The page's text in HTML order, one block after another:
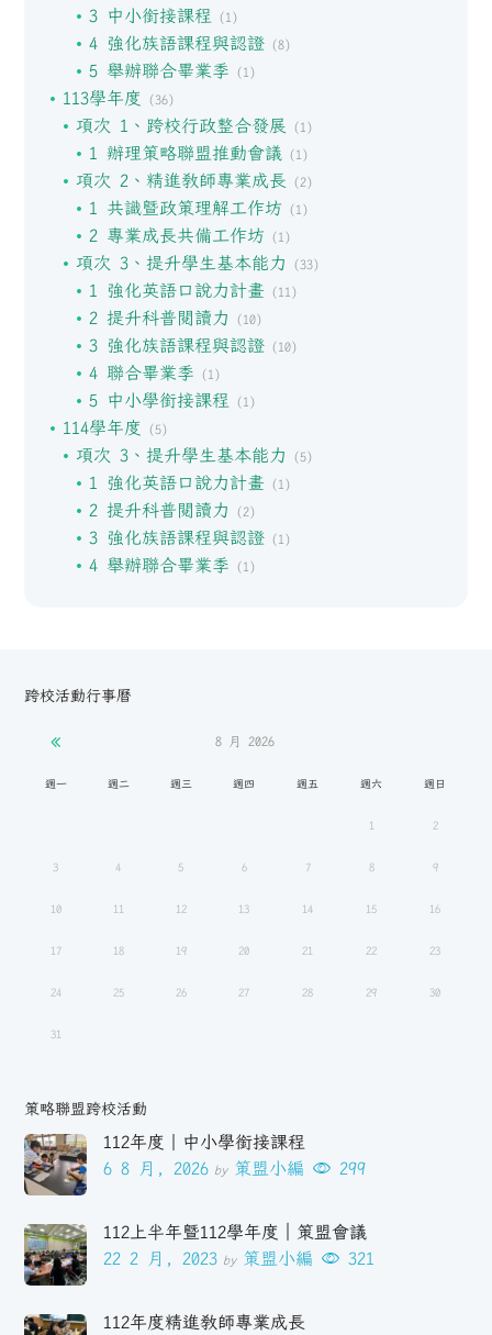
3 中小銜接課程 (1)
4 強化族語課程與認證(8)
5 舉辦聯合畢業季 (1)
113學年度 (36)
項次 1、跨校行政整合發展 (1)
1 辦理策略聯盟推動會議(1)
項次 2、精進教師專業成長 (2)
1 共識暨政策理解工作坊 (1)
2 專業成長共備工作坊 (1)
項次 3、提升學生基本能力 (33)
1 強化英語口說力計畫 (11)
2 提升科普閱讀力 (10)
3 強化族語課程與認證(10)
4 聯合畢業季 (1)
5 中小學銜接課程 (1)
114學年度 (5)
項次 3、提升學生基本能力 (5)
1 強化英語口說力計畫 (1)
2 提升科普閱讀力 (2)
3 強化族語課程與認證(1)
4 舉辦聯合畢業季 (1)
跨校活動行事曆
8 月 2026
週一 週二 週三 週四 週五 週六 週日
1 2
3 4 5 6 7 8 9
10 11 12 13 14 15 16
17 18 19 20 21 22 23
24 25 26 27 28 29 30
31
策略聯盟跨校活動
112年度｜中小學銜接課程
6 8 月, 2026 by 策盟小編 299
112上半年暨112學年度｜策盟會議
22 2 月, 2023 by 策盟小編 321
112年度精進教師專業成長